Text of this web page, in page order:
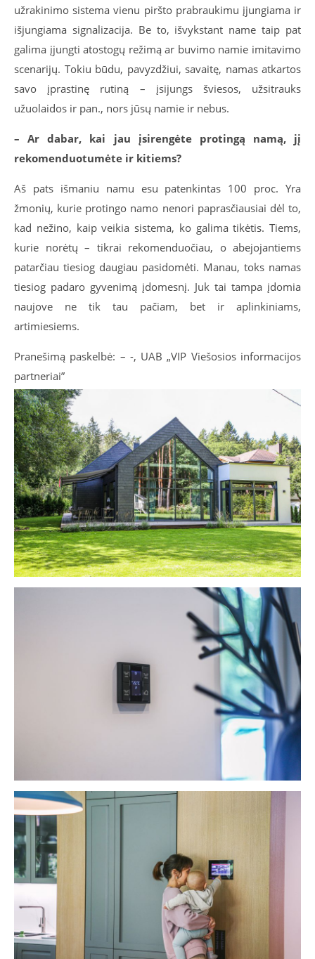
užrakinimo sistema vienu piršto prabraukimu įjungiama ir
išjungiama signalizacija. Be to, išvykstant name taip pat
galima įjungti atostogų režimą ar buvimo namie imitavimo
scenarijų. Tokiu būdu, pavyzdžiui, savaitę, namas atkartos
savo įprastinę rutiną – įsijungs šviesos, užsitrauks
užuolaidos ir pan., nors jūsų namie ir nebus.
– Ar dabar, kai jau įsirengėte protingą namą, jį
rekomenduotumėte ir kitiems?
Aš pats išmaniu namu esu patenkintas 100 proc. Yra
žmonių, kurie protingo namo nenori paprasčiausiai dėl to,
kad nežino, kaip veikia sistema, ko galima tikėtis. Tiems,
kurie norėtų – tikrai rekomenduočiau, o abejojantiems
patarčiau tiesiog daugiau pasidomėti. Manau, toks namas
tiesiog padaro gyvenimą įdomesnį. Juk tai tampa įdomia
naujove ne tik tau pačiam, bet ir aplinkiniams,
artimiesiems.
Pranešimą paskelbė: – -, UAB „VIP Viešosios informacijos
partneriai”